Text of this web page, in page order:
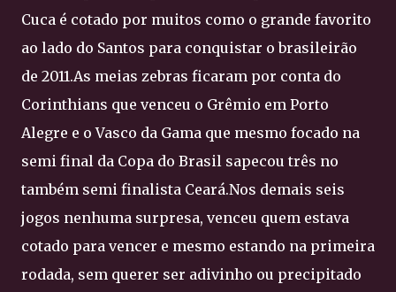
Cuca é cotado por muitos como o grande favorito
ao lado do Santos para conquistar o brasileirão
de 2011.As meias zebras ficaram por conta do
Corinthians que venceu o Grêmio em Porto
Alegre e o Vasco da Gama que mesmo focado na
semi final da Copa do Brasil sapecou três no
também semi finalista Ceará.Nos demais seis
jogos nenhuma surpresa, venceu quem estava
cotado para vencer e mesmo estando na primeira
rodada, sem querer ser adivinho ou precipitado